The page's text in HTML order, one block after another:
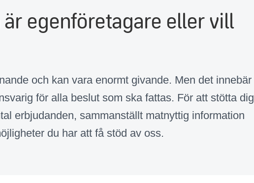
är egenföretagare eller vill
och kan vara enormt givande. Men det innebär
för alla beslut som ska fattas. För att stötta dig
erbjudanden, sammanställt matnyttig information
du har att få stöd av oss.